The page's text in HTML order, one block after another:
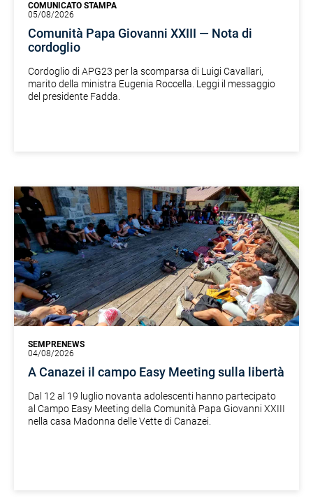
COMUNICATO STAMPA
05/08/2026
Comunità Papa Giovanni XXIII — Nota di
cordoglio
Cordoglio di APG23 per la scomparsa di Luigi Cavallari,
marito della ministra Eugenia Roccella. Leggi il messaggio
del presidente Fadda.
SEMPRENEWS
04/08/2026
A Canazei il campo Easy Meeting sulla libertà
Dal 12 al 19 luglio novanta adolescenti hanno partecipato
al Campo Easy Meeting della Comunità Papa Giovanni XXIII
nella casa Madonna delle Vette di Canazei.